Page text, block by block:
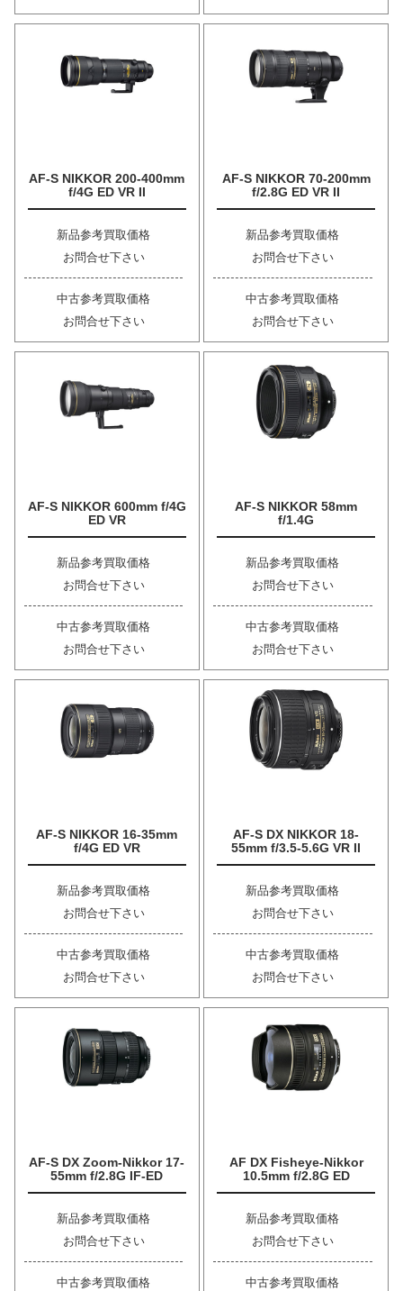
AF-S NIKKOR 200-400mm
f/4G ED VR II
新品参考買取価格
お問合せ下さい
中古参考買取価格
お問合せ下さい
AF-S NIKKOR 70-200mm
f/2.8G ED VR II
新品参考買取価格
お問合せ下さい
中古参考買取価格
お問合せ下さい
AF-S NIKKOR 600mm f/4G
ED VR
新品参考買取価格
お問合せ下さい
中古参考買取価格
お問合せ下さい
AF-S NIKKOR 58mm
f/1.4G
新品参考買取価格
お問合せ下さい
中古参考買取価格
お問合せ下さい
AF-S NIKKOR 16-35mm
f/4G ED VR
新品参考買取価格
お問合せ下さい
中古参考買取価格
お問合せ下さい
AF-S DX NIKKOR 18-
55mm f/3.5-5.6G VR II
新品参考買取価格
お問合せ下さい
中古参考買取価格
お問合せ下さい
AF-S DX Zoom-Nikkor 17-
55mm f/2.8G IF-ED
新品参考買取価格
お問合せ下さい
中古参考買取価格
AF DX Fisheye-Nikkor
10.5mm f/2.8G ED
新品参考買取価格
お問合せ下さい
中古参考買取価格